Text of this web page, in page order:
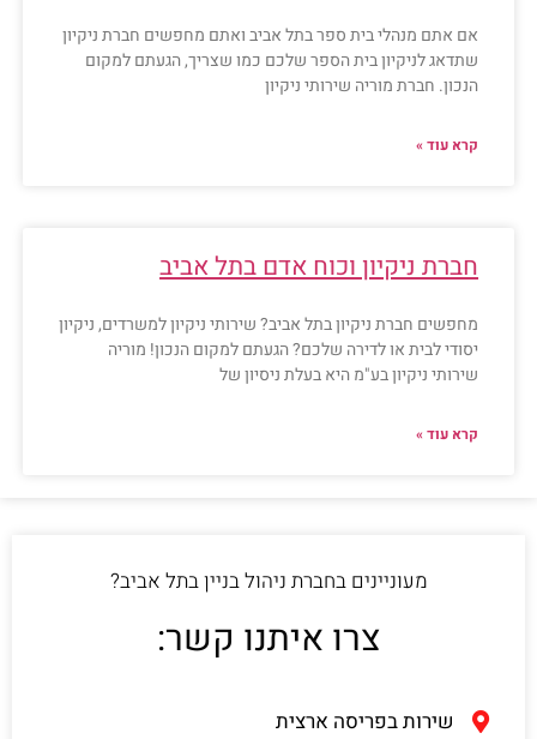
אם אתם מנהלי בית ספר בתל אביב ואתם מחפשים חברת ניקיון
שתדאג לניקיון בית הספר שלכם כמו שצריך, הגעתם למקום
הנכון. חברת מוריה שירותי ניקיון
קרא עוד »
חברת ניקיון וכוח אדם בתל אביב
מחפשים חברת ניקיון בתל אביב? שירותי ניקיון למשרדים, ניקיון
יסודי לבית או לדירה שלכם? הגעתם למקום הנכון! מוריה
שירותי ניקיון בע"מ היא בעלת ניסיון של
קרא עוד »
מעוניינים בחברת ניהול בניין בתל אביב?
צרו איתנו קשר:
שירות בפריסה ארצית